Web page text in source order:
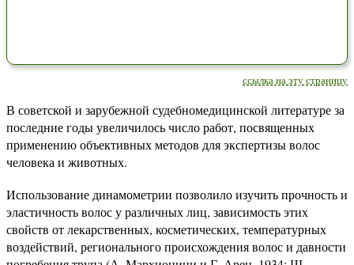
ссылка на эту страницу
В советской и зарубежной судебномедицинской литературе за
последние годы увеличилось число работ, посвященных
применению объективных методов для экспертизы волос
человека и животных.
Использование динамометрии позволило изучить прочность и
эластичность волос у различных лиц, зависимость этих
свойств от лекарственных, косметических, температурных
воздействий, регионального происхождения волос и давности